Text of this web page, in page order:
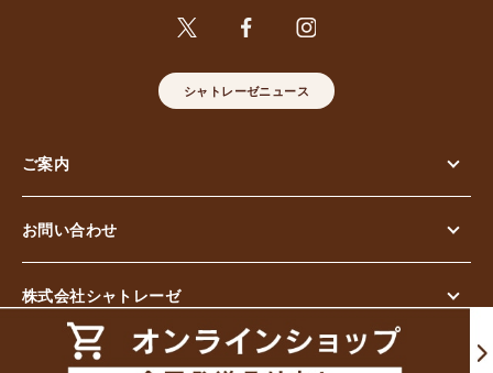
シャトレーゼニュース
ご案内
お問い合わせ
株式会社シャトレーゼ
© Chateraise Co.,Ltd. All Rights Reserved.